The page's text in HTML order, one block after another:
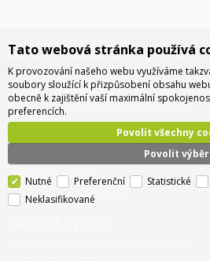
Infolinka: +420 734 310 460
Reklamační oddělení: +420 606 167 349
O společnosti
Pobočky a sídlo
Doprava - info a ceny
Tato webová stránka používá
K provozování našeho webu využíváme
soubory sloužící k přizpůsobení obsahu
obecně k zajištění vaší maximální
preferencích.
Povolit výběr
Povolit všechny
Nutné Preferenční Statistické
Neklasifikované